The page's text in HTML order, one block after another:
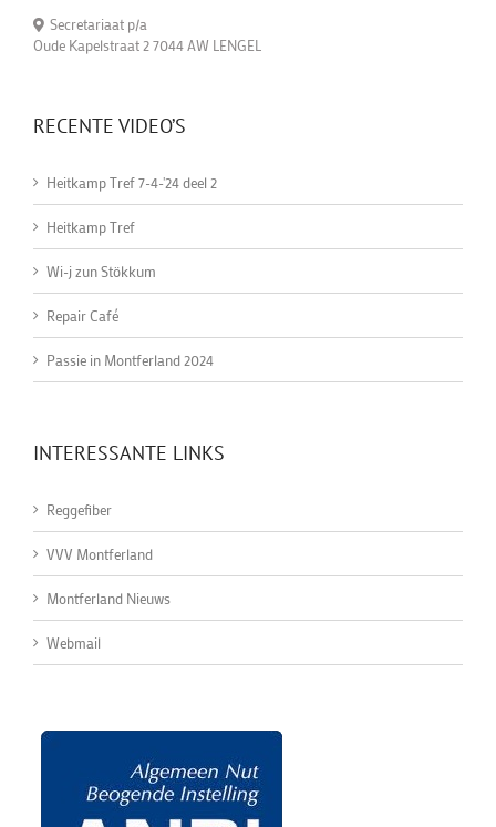
Secretariaat p/a
Oude Kapelstraat 2 7044 AW LENGEL
RECENTE VIDEO’S
Heitkamp Tref 7-4-'24 deel 2
Heitkamp Tref
Wi-j zun Stökkum
Repair Café
Passie in Montferland 2024
INTERESSANTE LINKS
Reggefiber
VVV Montferland
Montferland Nieuws
Webmail